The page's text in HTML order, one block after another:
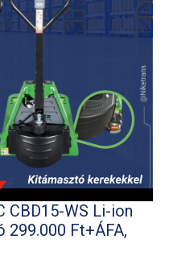
CBD15-WS Li-ion
Ft+ÁFA,